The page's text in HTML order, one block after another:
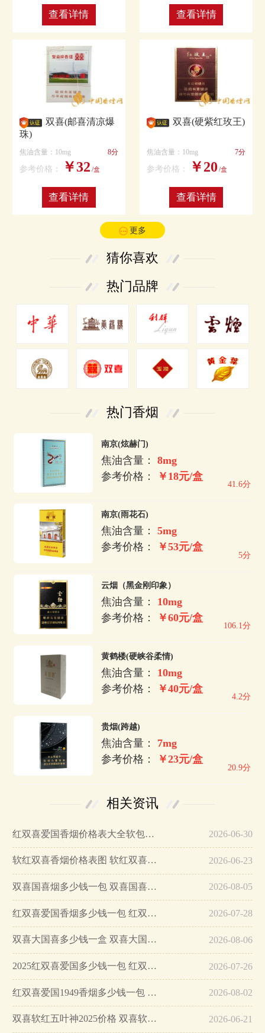
查看详情 查看详情
双喜(邮喜清凉爆
珠)
焦油含量：10mg 8分
参考价格： ￥32 /盒
查看详情
双喜(硬紫红玫王)
焦油含量：10mg 7分
参考价格： ￥20 /盒
查看详情
更多
猜你喜欢
热门品牌
热门香烟
南京(炫赫门)
焦油含量：8mg
参考价格：
￥18元/盒
41.6分
南京(雨花石)
焦油含量：5mg
参考价格：
￥53元/盒
5分
云烟（黑金刚印象）
焦油含量： 10mg
参考价格：
￥60元/盒
106.1分
黄鹤楼(硬峡谷柔情)
焦油含量： 10mg
参考价格：
￥40元/盒
4.2分
贵烟(跨越)
焦油含量： 7mg
参考价格：
￥23元/盒
20.9分
相关资讯
红双喜爱国香烟价格表大全软包价格… 2026-06-30
软红双喜香烟价格表图 软红双喜一条多少钱… 2026-06-23
双喜国喜烟多少钱一包 双喜国喜烟图片价格表… 2026-08-05
红双喜爱国香烟多少钱一包 红双喜爱国香烟价格表大全… 2026-07-28
双喜大国喜多少钱一盒 双喜大国喜香烟价格… 2026-08-06
2025红双喜爱国多少钱一包 红双喜爱国香烟价格… 2026-07-26
红双喜爱国1949香烟多少钱一包 红双喜爱国香烟多少钱… 2026-08-02
双喜软红五叶神2025价格 双喜软红五叶神多少钱… 2026-06-21